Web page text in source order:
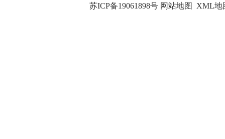
苏ICP备19061898号 网站地图 XML地